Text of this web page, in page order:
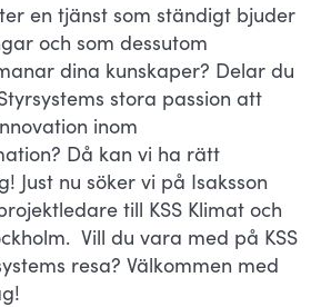
en tjänst som ständigt bjuder
och som dessutom
dina kunskaper? Delar du
stora passion att
inom
Då kan vi ha rätt
Just nu söker vi på Isaksson
till KSS Klimat och
Vill du vara med på KSS
resa? Välkommen med